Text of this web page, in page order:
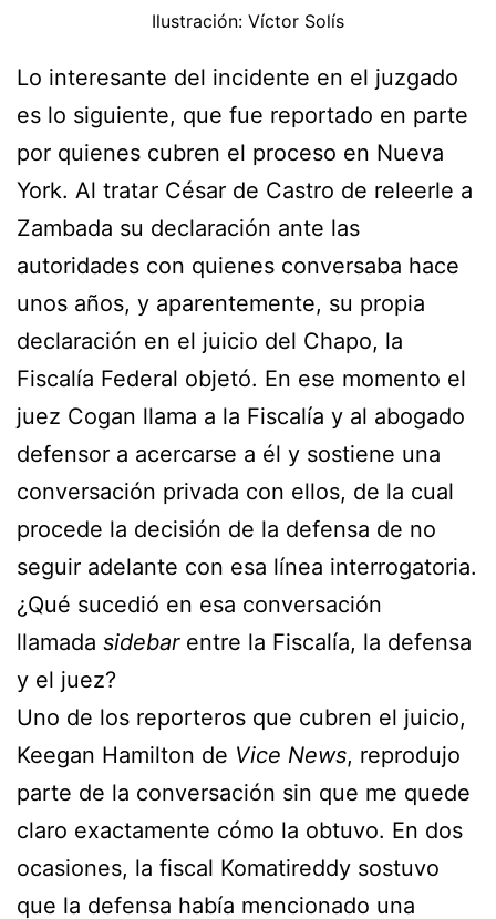
Ilustración: Víctor Solís
Lo interesante del incidente en el juzgado
es lo siguiente, que fue reportado en parte
por quienes cubren el proceso en Nueva
York. Al tratar César de Castro de releerle a
Zambada su declaración ante las
autoridades con quienes conversaba hace
unos años, y aparentemente, su propia
declaración en el juicio del Chapo, la
Fiscalía Federal objetó. En ese momento el
juez Cogan llama a la Fiscalía y al abogado
defensor a acercarse a él y sostiene una
conversación privada con ellos, de la cual
procede la decisión de la defensa de no
seguir adelante con esa línea interrogatoria.
¿Qué sucedió en esa conversación
llamada sidebarentre la Fiscalía, la defensa
y el juez?
Uno de los reporteros que cubren el juicio,
Keegan Hamilton de Vice News, reprodujo
parte de la conversación sin que me quede
claro exactamente cómo la obtuvo. En dos
ocasiones, la fiscal Komatireddy sostuvo
que la defensa había mencionado una